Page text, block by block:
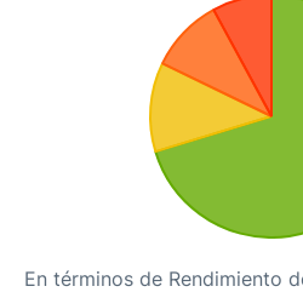
En términos de Rendimiento